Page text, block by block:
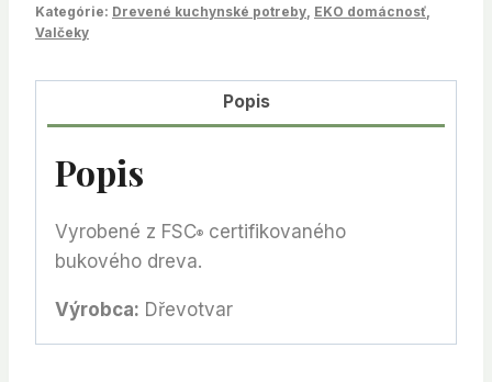
Kategórie: Drevené kuchynské potreby EKO domácnosť
Valčeky
Popis
Popis
Vyrobené z FSC® certifikovaného
bukového dreva.
Výrobca: Dřevotvar